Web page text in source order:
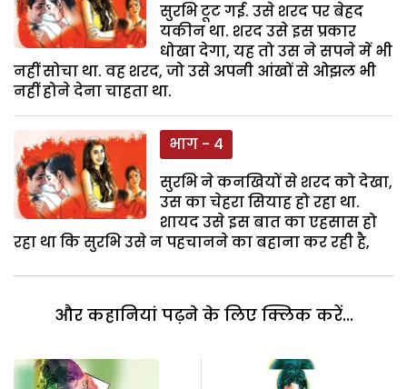
सुरभि टूट गई. उसे शरद पर बेहद
यकीन था. शरद उसे इस प्रकार
धोखा देगा, यह तो उस ने सपने में भी
नहीं सोचा था. वह शरद, जो उसे अपनी आंखों से ओझल भी
नहीं होने देना चाहता था.
भाग - 4
सुरभि ने कनखियों से शरद को देखा,
उस का चेहरा सियाह हो रहा था.
शायद उसे इस बात का एहसास हो
रहा था कि सुरभि उसे न पहचानने का बहाना कर रही है,
और कहानियां पढ़ने के लिए क्लिक करें...